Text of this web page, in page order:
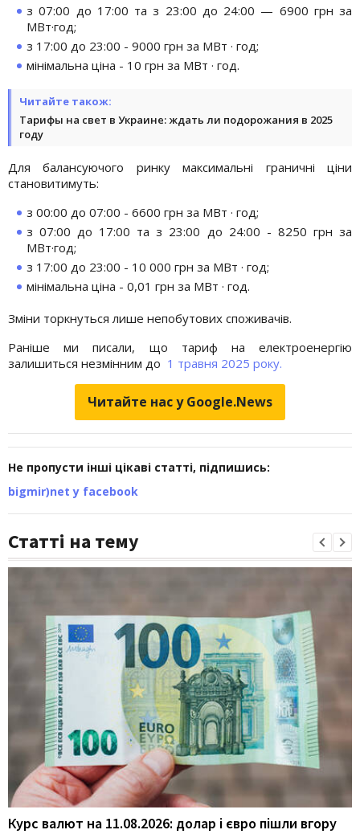
з 07:00 до 17:00 та з 23:00 до 24:00 — 6900 грн за
МВт·год;
з 17:00 до 23:00 - 9000 грн за МВт · год;
мінімальна ціна - 10 грн за МВт · год.
Читайте також:
Тарифы на свет в Украине: ждать ли подорожания в 2025
году
Для балансуючого ринку максимальні граничні ціни
становитимуть:
з 00:00 до 07:00 - 6600 грн за МВт · год;
з 07:00 до 17:00 та з 23:00 до 24:00 - 8250 грн за
МВт·год;
з 17:00 до 23:00 - 10 000 грн за МВт · год;
мінімальна ціна - 0,01 грн за МВт · год.
Зміни торкнуться лише непобутових споживачів.
Раніше ми писали, що тариф на електроенергію
залишиться незмінним до 1 травня 2025 року.
Читайте нас у Google.News
Не пропусти інші цікаві статті, підпишись:
bigmir)net у facebook
Статті на тему
Курс валют на 11.08.2026: долар і євро пішли вгору